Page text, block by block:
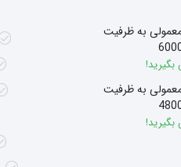
به ظرفیت
به ظرفیت